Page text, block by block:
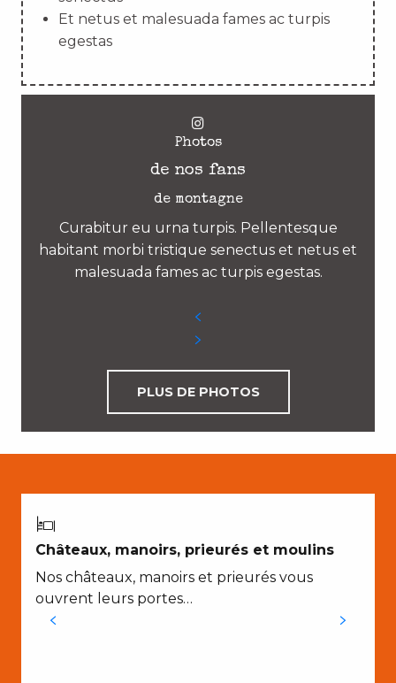
Et netus et malesuada fames ac turpis
egestas
Photos
de nos fans
de montagne
Curabitur eu urna turpis. Pellentesque
habitant morbi tristique senectus et netus et
malesuada fames ac turpis egestas.
PLUS DE PHOTOS
Châteaux, manoirs, prieurés et moulins
Nos châteaux, manoirs et prieurés vous
ouvrent leurs portes…